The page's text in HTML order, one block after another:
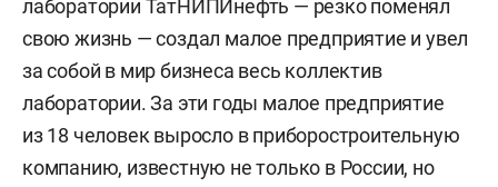
лаборатории ТатНИПИнефть — резко поменял
свою жизнь — создал малое предприятие и увел
за собой в мир бизнеса весь коллектив
лаборатории. За эти годы малое предприятие
из 18 человек выросло в приборостроительную
компанию, известную не только в России, но